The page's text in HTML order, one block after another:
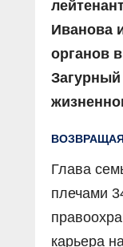
Иванова
органов
Глава
плечами
карьера